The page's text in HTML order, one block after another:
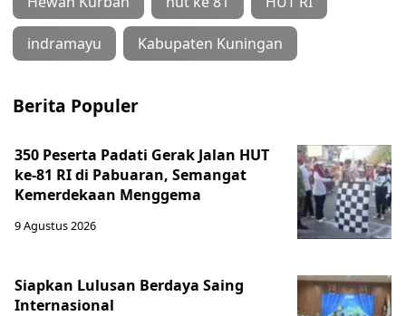
indramayu Kabupaten Kuningan
Berita Populer
350 Peserta Padati Gerak Jalan HUT
ke-81 RI di Pabuaran, Semangat
Kemerdekaan Menggema
9 Agustus 2026
Siapkan Lulusan Berdaya Saing
Internasional